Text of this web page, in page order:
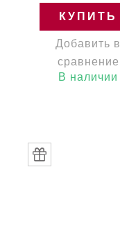
КУПИТЬ
Добавить в
сравнение
В наличии